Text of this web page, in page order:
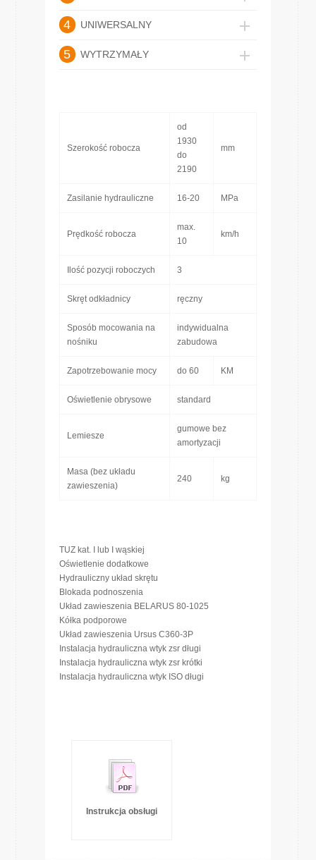
4 UNIWERSALNY
5 WYTRZYMAŁY
Szerokość robocza
od
1930
do
2190
mm
Zasilanie hydrauliczne 16-20 MPa
Prędkość robocza
max.
10
km/h
Ilość pozycji roboczych 3
Skręt odkładnicy ręczny
Sposób mocowania na
nośniku
indywidualna
zabudowa
Zapotrzebowanie mocy do 60 KM
Oświetlenie obrysowe standard
Lemiesze
gumowe bez
amortyzacji
Masa (bez układu
zawieszenia)
240 kg
TUZ kat. I lub I wąskiej
Oświetlenie dodatkowe
Hydrauliczny układ skrętu
Blokada podnoszenia
Układ zawieszenia BELARUS 80-1025
Kółka podporowe
Układ zawieszenia Ursus C360-3P
Instalacja hydrauliczna wtyk zsr długi
Instalacja hydrauliczna wtyk zsr krótki
Instalacja hydrauliczna wtyk ISO długi
Instrukcja obsługi